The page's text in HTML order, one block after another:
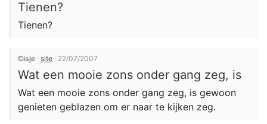
Tienen?
Tienen?
Cisje · site · 22/07/2007
Wat een mooie zons onder gang zeg, is
Wat een mooie zons onder gang zeg, is gewoon
genieten geblazen om er naar te kijken zeg.